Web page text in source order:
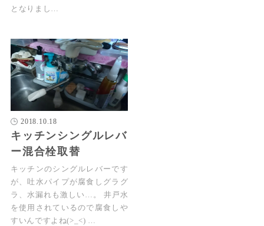
となりまし…
2018.10.18
キッチンシングルレバ
ー混合栓取替
キッチンのシングルレバーです
が、吐水パイプが腐食しグラグ
ラ、水漏れも激しい…。 井戸水
を使用されているので腐食しや
すいんですよね(>_<) …